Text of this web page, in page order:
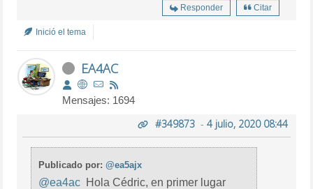
Responder Citar
Inició el tema
EA4AC
Mensajes: 1694
#349873- 4 julio, 2020 08:44
Publicado por:@ea5ajx
@ea4ac Hola Cédric, en primer lugar